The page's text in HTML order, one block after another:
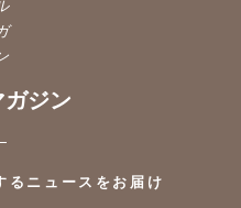
ジン
るニュースをお届け